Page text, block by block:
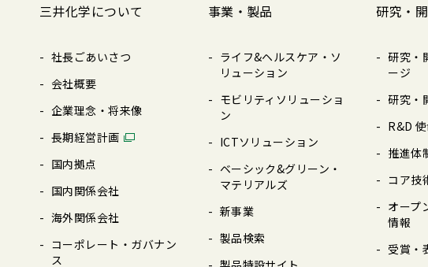
三井化学について
社長ごあいさつ
会社概要
企業理念・将来像
⻑期経営計画
国内拠点
国内関係会社
海外関係会社
コーポレート・ガバナン
ス
事業・製品
ライフ&ヘルスケア・ソ
リューション
モビリティソリューショ
ン
ICTソリューション
ベーシック&グリーン・
マテリアルズ
新事業
製品検索
研究・
研究・
ージ
研究・
R&D
推進体
コア技
オープ
情報
受賞・